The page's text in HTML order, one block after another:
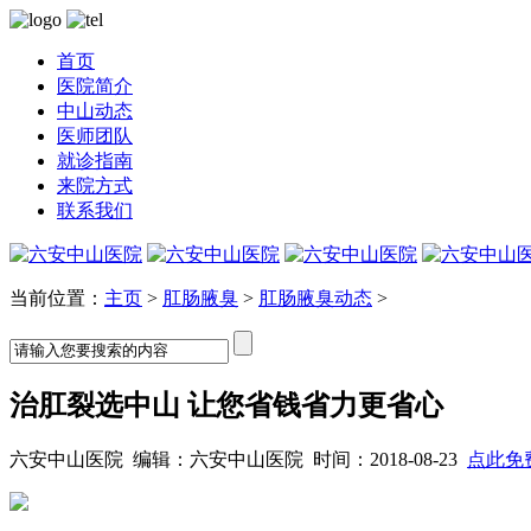
首页
医院简介
中山动态
医师团队
就诊指南
来院方式
联系我们
当前位置： 主页 > 肛肠腋臭 > 肛肠腋臭动态 >
治肛裂选中山 让您省钱省力更省心
六安中山医院 编辑：六安中山医院 时间：2018-08-23 点此免